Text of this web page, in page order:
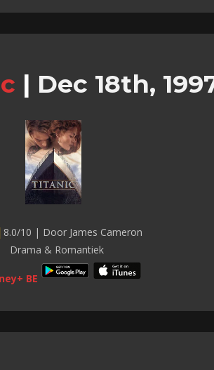
| Dec 18th,
8.0/10 | Door James Cameron
Drama & Romantiek